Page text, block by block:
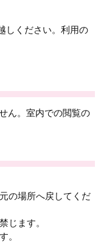
しください。利用の
ん。室内での閲覧の
の場所へ戻してくだ
じます。
。